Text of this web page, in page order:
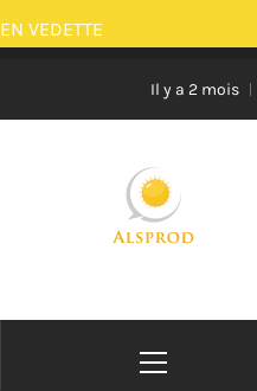
VEDETTE
Il y a 2 mois
De Partage De
principal